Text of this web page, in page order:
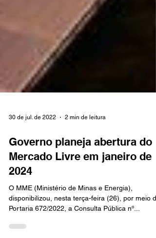
30 de jul. de 2022 2 min de leitura
Governo planeja abertura do
Mercado Livre em janeiro de
2024
O MME (Ministério de Minas e Energia),